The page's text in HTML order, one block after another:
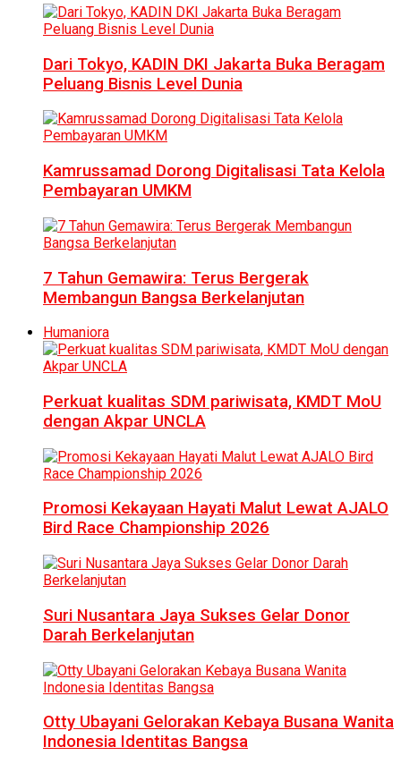
Dari Tokyo, KADIN DKI Jakarta Buka Beragam
Peluang Bisnis Level Dunia
Kamrussamad Dorong Digitalisasi Tata Kelola
Pembayaran UMKM
7 Tahun Gemawira: Terus Bergerak
Membangun Bangsa Berkelanjutan
Humaniora
Perkuat kualitas SDM pariwisata, KMDT MoU
dengan Akpar UNCLA
Promosi Kekayaan Hayati Malut Lewat AJALO
Bird Race Championship 2026
Suri Nusantara Jaya Sukses Gelar Donor
Darah Berkelanjutan
Otty Ubayani Gelorakan Kebaya Busana Wanita
Indonesia Identitas Bangsa